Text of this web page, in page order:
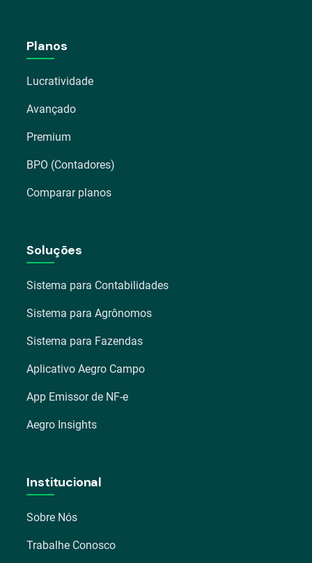
Planos
Lucratividade
Avançado
Premium
BPO (Contadores)
Comparar planos
Soluções
Sistema para Contabilidades
Sistema para Agrônomos
Sistema para Fazendas
Aplicativo Aegro Campo
App Emissor de NF-e
Aegro Insights
Institucional
Sobre Nós
Trabalhe Conosco